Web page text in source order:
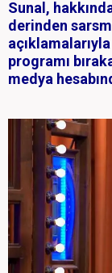
Sunal,
derinden
programı
medya